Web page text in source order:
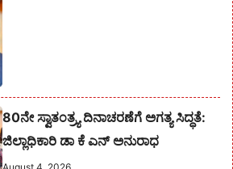
80ನೇ ಸ್ವಾತಂತ್ರ್ಯ ದಿನಾಚರಣೆಗೆ ಅಗತ್ಯ ಸಿದ್ಧತೆ:
ಜಿಲ್ಲಾಧಿಕಾರಿ ಡಾ ಕೆ ಎನ್ ಅನುರಾಧ